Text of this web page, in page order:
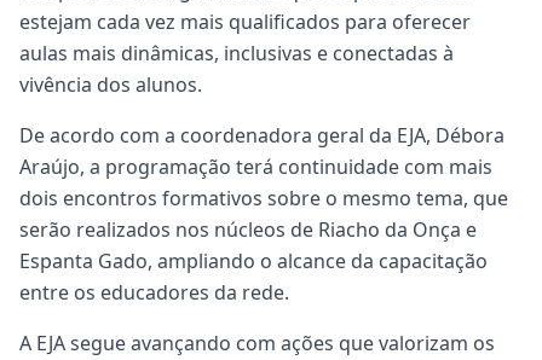
estejam cada vez mais qualificados para oferecer
aulas mais dinâmicas, inclusivas e conectadas à
vivência dos alunos.
De acordo com a coordenadora geral da EJA, Débora
Araújo, a programação terá continuidade com mais
dois encontros formativos sobre o mesmo tema, que
serão realizados nos núcleos de Riacho da Onça e
Espanta Gado, ampliando o alcance da capacitação
entre os educadores da rede.
A EJA segue avançando com ações que valorizam os